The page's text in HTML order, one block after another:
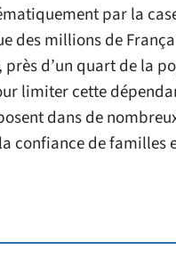
par la
des millions de
près d’un quart de la
limiter cette
dans de
confiance de familles